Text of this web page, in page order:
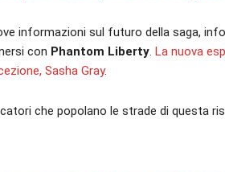
informazioni sul futuro della saga,
con Phantom Liberty. La nuova
Sasha Gray.
che popolano le strade di questa